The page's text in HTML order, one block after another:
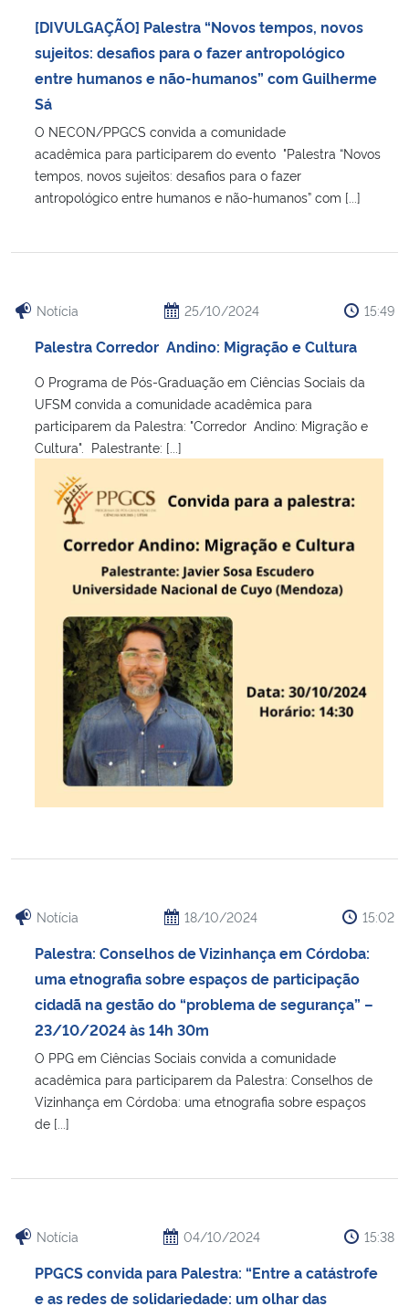
[DIVULGAÇÃO] Palestra “Novos tempos, novos
sujeitos: desafios para o fazer antropológico
entre humanos e não-humanos” com Guilherme
Sá
O NECON/PPGCS convida a comunidade
acadêmica para participarem do evento "Palestra “Novos
tempos, novos sujeitos: desafios para o fazer
antropológico entre humanos e não-humanos” com [...]
Notícia 25/10/2024 15:49
Palestra Corredor Andino: Migração e Cultura
O Programa de Pós-Graduação em Ciências Sociais da
UFSM convida a comunidade acadêmica para
participarem da Palestra: "Corredor Andino: Migração e
Cultura". Palestrante: [...]
Notícia 18/10/2024 15:02
Palestra: Conselhos de Vizinhança em Córdoba:
uma etnografia sobre espaços de participação
cidadã na gestão do “problema de segurança” –
23/10/2024 às 14h 30m
O PPG em Ciências Sociais convida a comunidade
acadêmica para participarem da Palestra: Conselhos de
Vizinhança em Córdoba: uma etnografia sobre espaços
de [...]
Notícia 04/10/2024 15:38
PPGCS convida para Palestra: “Entre a catástrofe
e as redes de solidariedade: um olhar das